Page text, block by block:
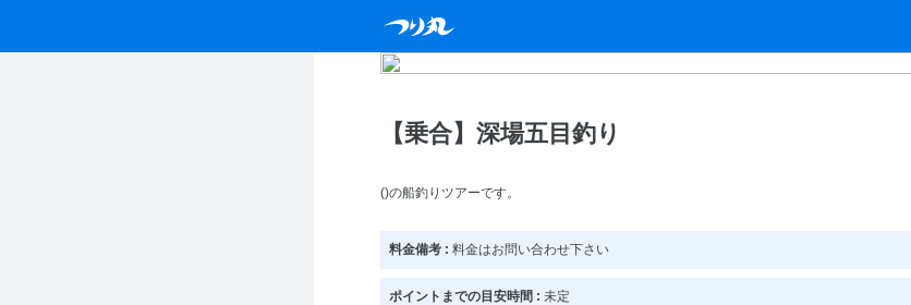
【乗合】深場五目釣り
()の船釣りツアーです。
料金備考 :料金はお問い合わせ下さい
ポイントまでの目安時間 :未定